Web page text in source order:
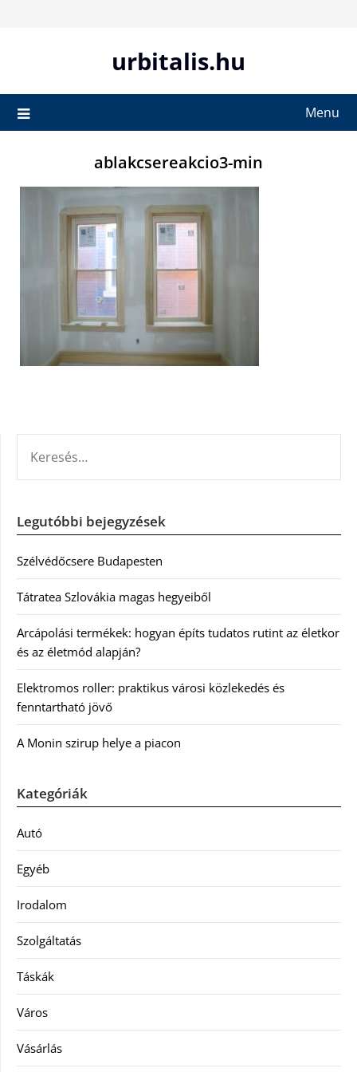
urbitalis.hu
Menu
ablakcsereakcio3-min
Legutóbbi bejegyzések
Szélvédőcsere Budapesten
Tátratea Szlovákia magas hegyeiből
Arcápolási termékek: hogyan építs tudatos rutint az életkor
és az életmód alapján?
Elektromos roller: praktikus városi közlekedés és
fenntartható jövő
A Monin szirup helye a piacon
Kategóriák
Autó
Egyéb
Irodalom
Szolgáltatás
Táskák
Város
Vásárlás